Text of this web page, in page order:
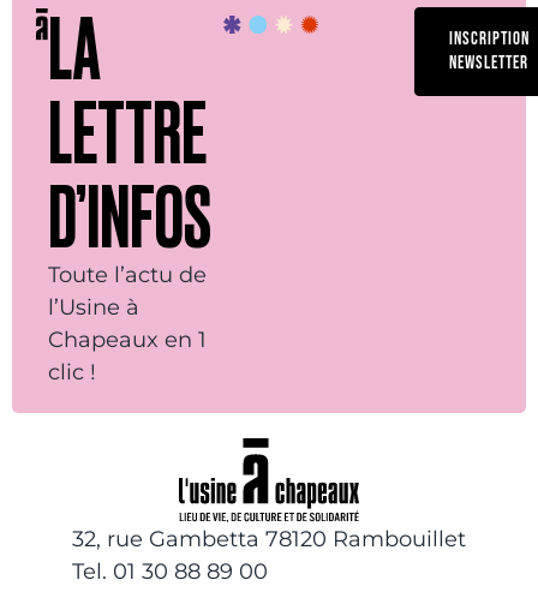
LA
LETTRE
D’INFOS
Toute l’actu de
l’Usine à
Chapeaux en 1
clic !
INSCRIPTION
NEWSLETTER
32, rue Gambetta 78120 Rambouillet
Tel. 01 30 88 89 00